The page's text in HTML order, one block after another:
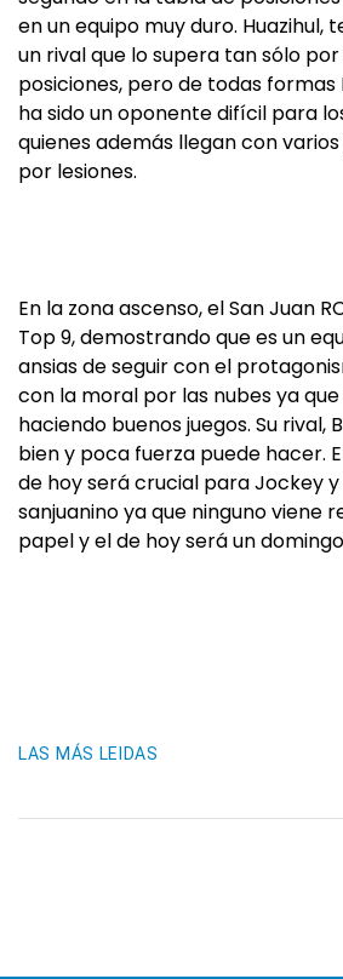
en un equipo muy duro. Huazihul,
un rival que lo supera tan sólo
posiciones, pero de todas
ha sido un oponente difícil para
quienes además llegan con
por lesiones.
En la zona ascenso, el San Juan
Top 9, demostrando que es un
ansias de seguir con el
con la moral por las nubes ya
haciendo buenos juegos. Su rival,
bien y poca fuerza puede hacer.
de hoy será crucial para Jockey
sanjuanino ya que ninguno viene
papel y el de hoy será un
LAS MÁS LEIDAS